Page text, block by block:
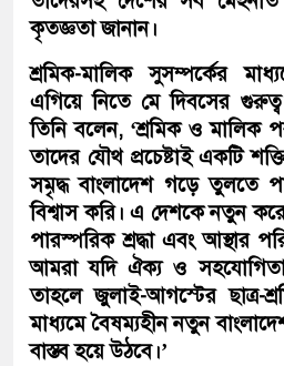
কৃতজ্ঞতা জানান।
শ্রমিক-মালিক সুসম্পর্কের
এগিয়ে নিতে মে দিবসের
তিনি বলেন, ‘শ্রমিক ও
তাদের যৌথ প্রচেষ্টাই একটি
সমৃদ্ধ বাংলাদেশ গড়ে তুলতে
বিশ্বাস করি। এ দেশকে নতুন
পারস্পরিক শ্রদ্ধা এবং আস্থার
আমরা যদি ঐক্য ও
তাহলে জুলাই-আগস্টের ছাত্র-
মাধ্যমে বৈষম্যহীন নতুন
বাস্তব হয়ে উঠবে।’